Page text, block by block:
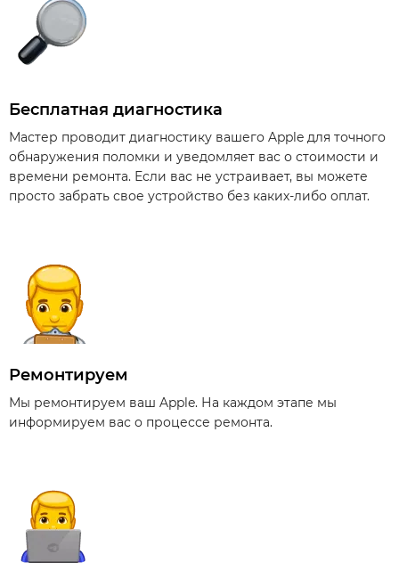
Бесплатная диагностика
Мастер проводит диагностику вашего Apple для точного
обнаружения поломки и уведомляет вас о стоимости и
времени ремонта. Если вас не устраивает, вы можете
просто забрать свое устройство без каких-либо оплат.
Ремонтируем
Мы ремонтируем ваш Apple. На каждом этапе мы
информируем вас о процессе ремонта.